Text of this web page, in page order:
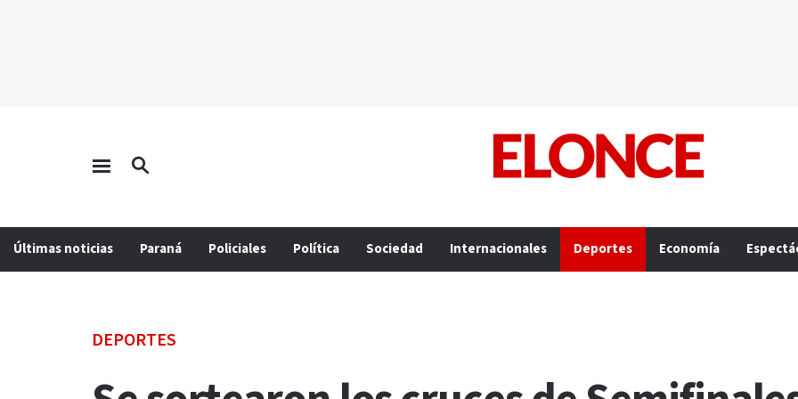
Últimas noticias Paraná Policiales Política Sociedad Internacionales Deportes Economía
DEPORTES